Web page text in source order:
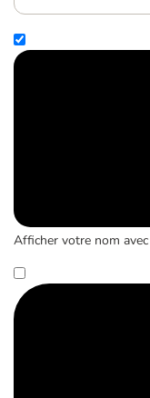
Afficher votre nom